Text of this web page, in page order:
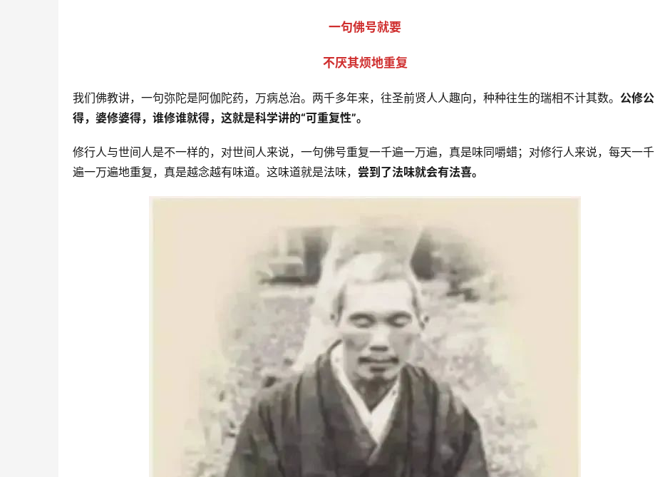
一句佛号就要
不厌其烦地重复
我们佛教讲，一句弥陀是阿伽陀药，万病总治。两千多年来，往圣前贤人人趣向，种种往生的瑞相不计其数。 公修公
得，婆修婆得，谁修谁就得，这就是科学讲的“可重复性”。
修行人与世间人是不一样的，对世间人来说，一句佛号重复一千遍一万遍，真是味同嚼蜡；对修行人来说，每天一千
遍一万遍地重复，真是越念越有味道。这味道就是法味， 尝到了法味就会有法喜。